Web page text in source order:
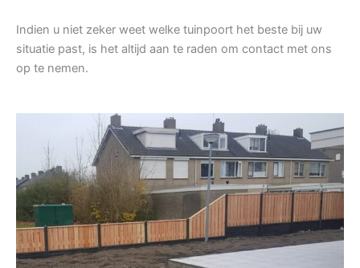
Indien u niet zeker weet welke tuinpoort het beste bij uw
situatie past, is het altijd aan te raden om contact met ons
op te nemen.